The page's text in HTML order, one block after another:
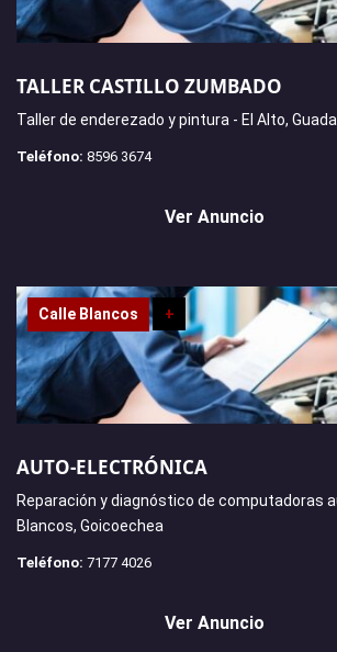
TALLER CASTILLO ZUMBADO
Taller de enderezado y pintura - El Alto,
Teléfono: 8596 3674
Ver Anuncio
Calle Blancos +
AUTO-ELECTRÓNICA
Reparación y diagnóstico de computadoras
Blancos, Goicoechea
Teléfono: 7177 4026
Ver Anuncio